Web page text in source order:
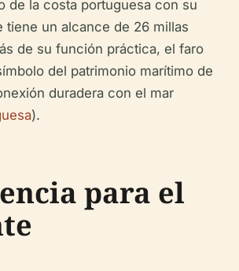
de la costa portuguesa con su
tiene un alcance de 26 millas
de su función práctica, el faro
del patrimonio marítimo de
duradera con el mar
).
para el